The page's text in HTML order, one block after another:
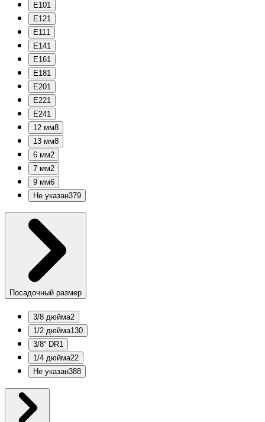
E101
E121
E111
E141
E161
E181
E201
E221
E241
12 мм8
13 мм8
6 мм2
7 мм2
9 мм6
Не указан379
Посадочный размер
3/8 дюйма2
1/2 дюйма130
3/8” DR1
1/4 дюйма22
Не указан388